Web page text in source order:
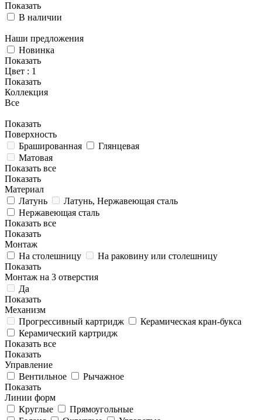
Показать
В наличии
Наши предложения
Новинка
Показать
Цвет : 1
Показать
Коллекция
Все
Показать
Поверхность
Брашированная
Глянцевая
Матовая
Показать все
Показать
Материал
Латунь
Латунь, Нержавеющая сталь
Нержавеющая сталь
Показать все
Показать
Монтаж
На столешницу
На раковину или столешницу
Показать
Монтаж на 3 отверстия
Да
Показать
Механизм
Прогрессивный картридж
Керамическая кран-букса
Керамический картридж
Показать все
Показать
Управление
Вентильное
Рычажное
Показать
Линии форм
Круглые
Прямоугольные